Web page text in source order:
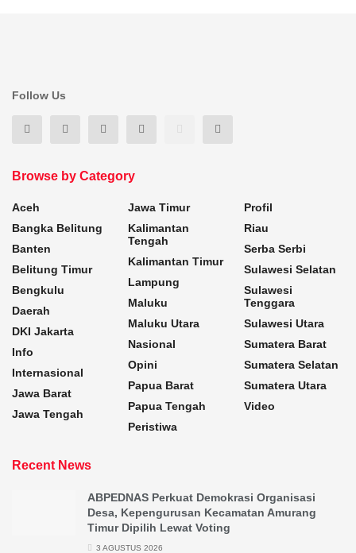
Follow Us
Browse by Category
Aceh
Bangka Belitung
Banten
Belitung Timur
Bengkulu
Daerah
DKI Jakarta
Info
Internasional
Jawa Barat
Jawa Tengah
Jawa Timur
Kalimantan
Tengah
Kalimantan Timur
Lampung
Maluku
Maluku Utara
Nasional
Opini
Papua Barat
Papua Tengah
Peristiwa
Profil
Riau
Serba Serbi
Sulawesi Selatan
Sulawesi
Tenggara
Sulawesi Utara
Sumatera Barat
Sumatera Selatan
Sumatera Utara
Video
Recent News
ABPEDNAS Perkuat Demokrasi Organisasi
Desa, Kepengurusan Kecamatan Amurang
Timur Dipilih Lewat Voting
3 AGUSTUS 2026